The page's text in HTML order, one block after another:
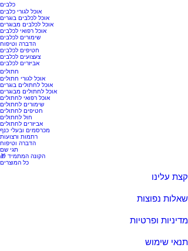
כלבים
אוכל לגורי כלבים
אוכל לכלבים בוגרים
אוכל לכלבים מבוגרים
אוכל רפואי לכלבים
שימורים לכלבים
הדברה וטיפוח
חטיפים לכלבים
צעצועים לכלבים
אביזרים לכלבים
חתולים
אוכל לגורי חתולים
אוכל לחתולים בוגרים
אוכל לחתולים מבוגרים
אוכל רפואי לחתולים
שימורים לחתולים
חטיפים לחתולים
חול לחתולים
אביזרים לחתולים
מכרסמים ובעלי כנף
רתמות ורצועות
הדברה וטיפוח
תגי שם
🎁 הקונה המתמיד
כל המוצרים
קצת עלינו
שאלות נפוצות
מדיניות ופרטיות
תנאי שימוש